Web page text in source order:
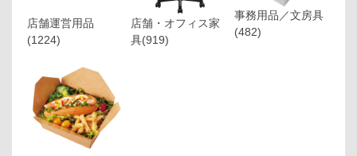
店舗運営用品
(1224)
店舗・オフィス家
具(919)
事務用品／文房具
(482)